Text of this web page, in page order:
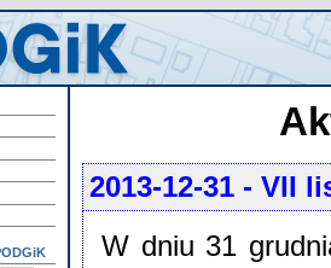
2013-12-31 - VII
W dniu 31